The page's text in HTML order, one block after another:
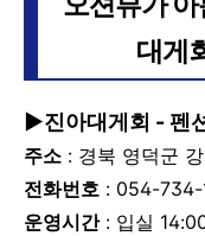
대게
▶진아대게회 - 펜
주소 : 경북 영덕군
전화번호 : 054-734-
운영시간: 입실